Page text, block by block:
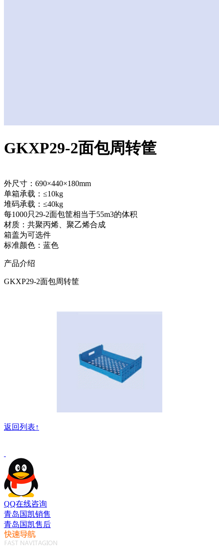
GKXP29-2面包周转筐
外尺寸：690×440×180mm
单箱承载：≤10kg
堆码承载：≤40kg
每1000只29-2面包筐相当于55m3的体积
材质：共聚丙烯、聚乙烯合成
箱盖为可选件
标准颜色：蓝色
产品介绍
GKXP29-2面包周转筐
返回列表↑
QQ在线咨询
青岛国凯销售
青岛国凯售后